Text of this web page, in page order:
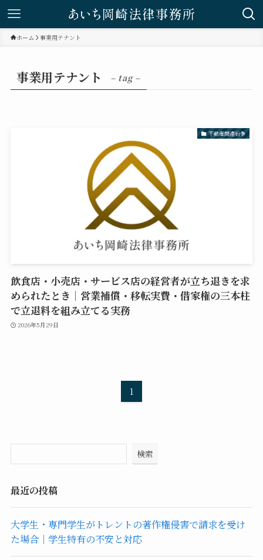
ホーム 事業用テナント
事業用テナント – tag –
不動産関連紛争
飲食店・小売店・サービス店の経営者が立ち退きを求
められたとき｜営業補償・移転実費・借家権の三本柱
で立退料を組み立てる実務
2026年5月29日
1
検索
最近の投稿
大学生・専門学生がトレントの著作権侵害で請求を受け
た場合｜学生特有の不安と対応